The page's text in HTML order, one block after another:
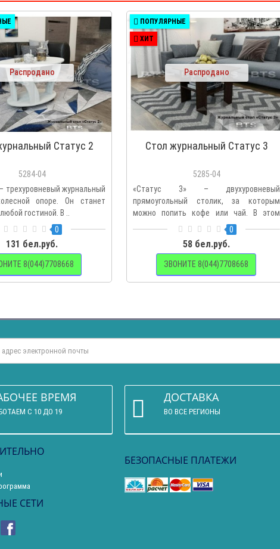
Распродано
Статус 2
5284-04
трехуровневый журнальный
опоре. Он станет
гостиной. В ..
0
131 бел.руб.
8(044)7708668
ПОПУЛЯРНЫЕ
ХИТ
Распродано
Стол журнальный Статус 3
5285-04
«Статус 3» – двухуровневый
прямоугольный столик, за которым
можно попить кофе или чай. В этом
0
58 бел.руб.
ЗВОНИТЕ 8(044)7708668
ВРЕМЯ
С 10 ДО 19
ДОСТАВКА
ВО ВСЕ РЕГИОНЫ
СЕТИ
БЕЗОПАСНЫЕ ПЛАТЕЖИ